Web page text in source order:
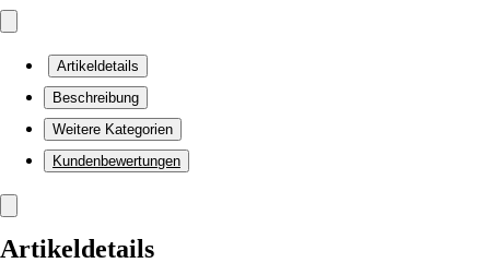
Artikeldetails
Beschreibung
Weitere Kategorien
Kundenbewertungen
Artikeldetails